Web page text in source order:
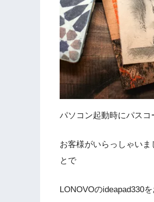
パソコン起動時にパス
お客様がいらっしゃい
とで
LONOVOのideapad330